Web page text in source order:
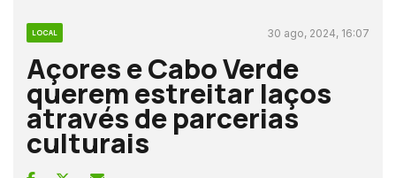
LOCAL 30 ago, 2024, 16:07
Açores e Cabo Verde
querem estreitar laços
através de parcerias
culturais